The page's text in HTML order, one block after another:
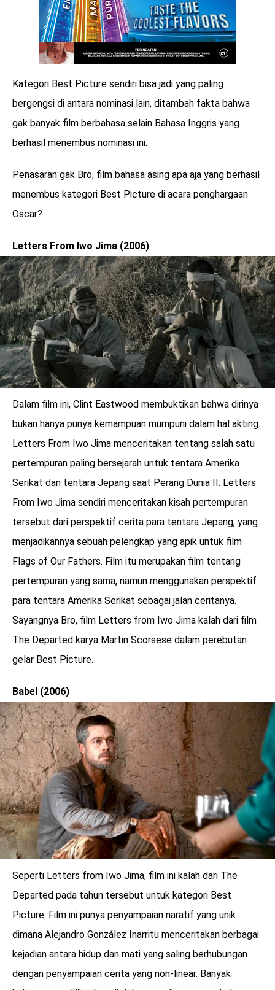
Kategori Best Picture sendiri bisa jadi yang paling
bergengsi di antara nominasi lain, ditambah fakta bahwa
gak banyak film berbahasa selain Bahasa Inggris yang
berhasil menembus nominasi ini.
Penasaran gak Bro, film bahasa asing apa aja yang berhasil
menembus kategori Best Picture di acara penghargaan
Oscar?
Letters From Iwo Jima (2006)
Dalam film ini, Clint Eastwood membuktikan bahwa dirinya
bukan hanya punya kemampuan mumpuni dalam hal akting.
Letters From Iwo Jima menceritakan tentang salah satu
pertempuran paling bersejarah untuk tentara Amerika
Serikat dan tentara Jepang saat Perang Dunia II. Letters
From Iwo Jima sendiri menceritakan kisah pertempuran
tersebut dari perspektif cerita para tentara Jepang, yang
menjadikannya sebuah pelengkap yang apik untuk film
Flags of Our Fathers. Film itu merupakan film tentang
pertempuran yang sama, namun menggunakan perspektif
para tentara Amerika Serikat sebagai jalan ceritanya.
Sayangnya Bro, film Letters from Iwo Jima kalah dari film
The Departed karya Martin Scorsese dalam perebutan
gelar Best Picture.
Babel (2006)
Seperti Letters from Iwo Jima, film ini kalah dari The
Departed pada tahun tersebut untuk kategori Best
Picture. Film ini punya penyampaian naratif yang unik
dimana Alejandro González Inarritu menceritakan berbagai
kejadian antara hidup dan mati yang saling berhubungan
dengan penyampaian cerita yang non-linear. Banyak